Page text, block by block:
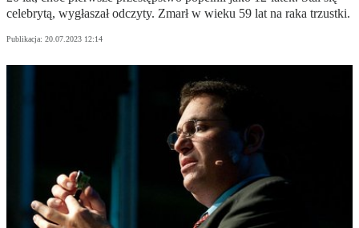
celebrytą, wygłaszał odczyty. Zmarł w wieku 59 lat na raka trzustki.
Publikacja: 20.07.2023 12:14